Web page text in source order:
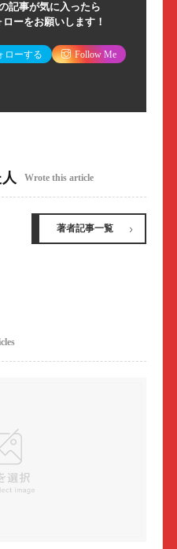
記事が気に入ったら
ローをお願いします！
ローする Follow Me
Wrote this article
著者記事一覧